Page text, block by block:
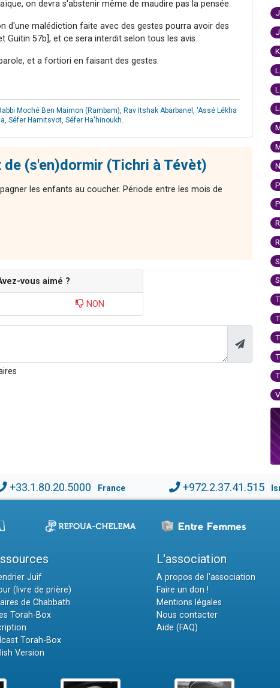
on devra s'abstenir même de maudire pas la pensée.
d'une malédiction faite avec des gestes pourra avoir des
57b], et ce sera interdit selon tous les avis.
et a fortiori en faisant des gestes.
Moché Ben Maimon (Rambam) Rav Itshak Abarbanel
'Assé Lékha
Séfer Hamitsvot Séfer Ha'hinoukh
(s'en)dormir (Tichri à Tévèt)
les enfants au coucher. Période entre les mois de
vous aimé ?
NON
+33.1.80.20.5000 France +972.2.37.41.515
Juif
(livre de prière)
de Chabbath
Torah-Box
Torah-Box
Version
L'association
A propos de l'association
Faire un don !
Mentions légales
Nous contacter
Aide (FAQ)